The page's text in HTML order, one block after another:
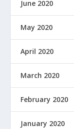
June 2020
May 2020
April 2020
March 2020
February 2020
January 2020